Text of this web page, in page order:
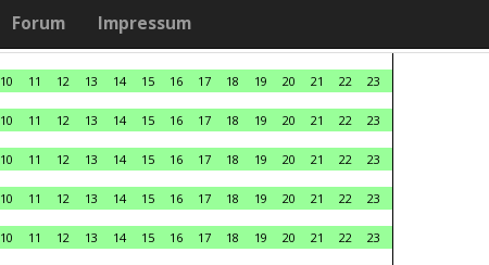
Forum Impressum
10 11 12 13 14 15 16 17 18 19 20 21 22
23
10 11 12 13 14 15 16 17 18 19 20 21 22
23
10 11 12 13 14 15 16 17 18 19 20 21 22
23
10 11 12 13 14 15 16 17 18 19 20 21 22
23
10 11 12 13 14 15 16 17 18 19 20 21 22
23